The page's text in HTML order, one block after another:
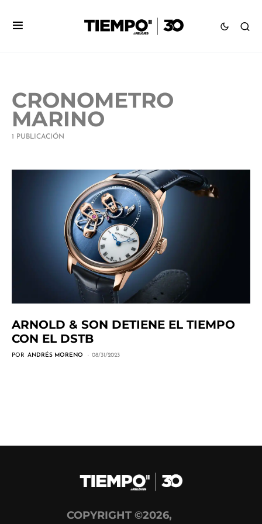
CRONOMETRO
MARINO
1 PUBLICACIÓN
ARNOLD & SON DETIENE EL TIEMPO
CON EL DSTB
POR ANDRÉS MORENO 08/31/2023
COPYRIGHT ©2026,